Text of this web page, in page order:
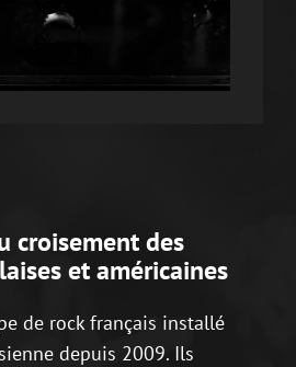
croisement des
et américaines
de rock français installé
depuis 2009. Ils